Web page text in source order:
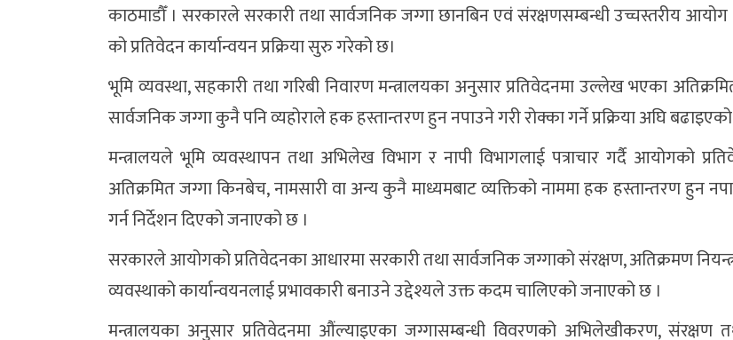
काठमाडौँ । सरकारले सरकारी तथा सार्वजनिक जग्गा छानबिन एवं संरक्षणसम्बन्धी उच्चस्तरीय
को प्रतिवेदन कार्यान्वयन प्रक्रिया सुरु गरेको छ।
भूमि व्यवस्था, सहकारी तथा गरिबी निवारण मन्त्रालयका अनुसार प्रतिवेदनमा उल्लेख भएका
सार्वजनिक जग्गा कुनै पनि व्यहोराले हक हस्तान्तरण हुन नपाउने गरी रोक्का गर्ने प्रक्रिया अघि बढाइएको
मन्त्रालयले भूमि व्यवस्थापन तथा अभिलेख विभाग र नापी विभागलाई पत्राचार गर्दै आयोगको
अतिक्रमित जग्गा किनबेच, नामसारी वा अन्य कुनै माध्यमबाट व्यक्तिको नाममा हक हस्तान्तरण हुन
गर्न निर्देशन दिएको जनाएको छ ।
सरकारले आयोगको प्रतिवेदनका आधारमा सरकारी तथा सार्वजनिक जग्गाको संरक्षण, अतिक्रमण
व्यवस्थाको कार्यान्वयनलाई प्रभावकारी बनाउने उद्देश्यले उक्त कदम चालिएको जनाएको छ ।
मन्त्रालयका अनुसार प्रतिवेदनमा औंल्याइएका जग्गासम्बन्धी विवरणको अभिलेखीकरण, संरक्षण